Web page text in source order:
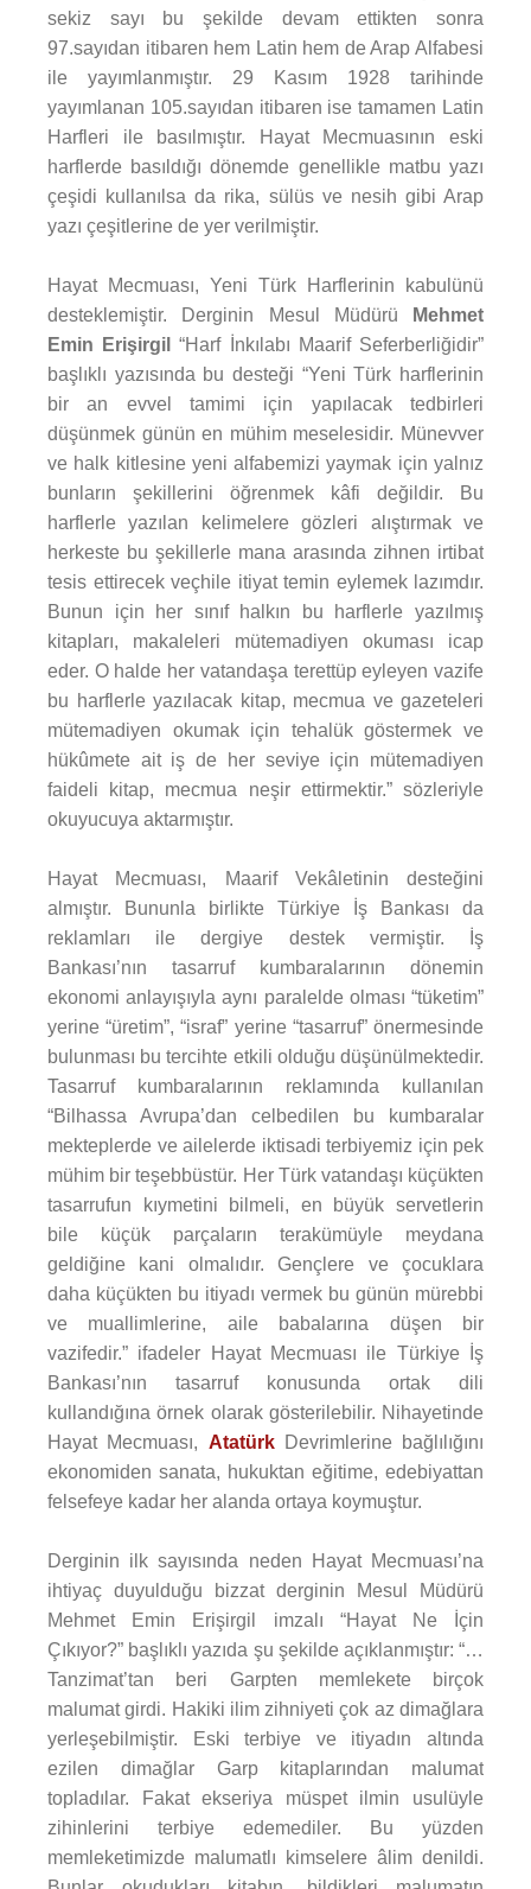
sekiz sayı bu şekilde devam ettikten sonra
97.sayıdan itibaren hem Latin hem de Arap Alfabesi
ile yayımlanmıştır. 29 Kasım 1928 tarihinde
yayımlanan 105.sayıdan itibaren ise tamamen Latin
Harfleri ile basılmıştır. Hayat Mecmuasının eski
harflerde basıldığı dönemde genellikle matbu yazı
çeşidi kullanılsa da rika, sülüs ve nesih gibi Arap
yazı çeşitlerine de yer verilmiştir.
Hayat Mecmuası, Yeni Türk Harflerinin kabulünü
desteklemiştir. Derginin Mesul Müdürü
Mehmet
Emin Erişirgil
“Harf İnkılabı Maarif Seferberliğidir”
başlıklı yazısında bu desteği “Yeni Türk harflerinin
bir an evvel tamimi için yapılacak tedbirleri
düşünmek günün en mühim meselesidir. Münevver
ve halk kitlesine yeni alfabemizi yaymak için yalnız
bunların şekillerini öğrenmek kâfi değildir. Bu
harflerle yazılan kelimelere gözleri alıştırmak ve
herkeste bu şekillerle mana arasında zihnen irtibat
tesis ettirecek veçhile itiyat temin eylemek lazımdır.
Bunun için her sınıf halkın bu harflerle yazılmış
kitapları, makaleleri mütemadiyen okuması icap
eder. O halde her vatandaşa terettüp eyleyen vazife
bu harflerle yazılacak kitap, mecmua ve gazeteleri
mütemadiyen okumak için tehalük göstermek ve
hükûmete ait iş de her seviye için mütemadiyen
faideli kitap, mecmua neşir ettirmektir.” sözleriyle
okuyucuya aktarmıştır.
Hayat Mecmuası, Maarif Vekâletinin desteğini
almıştır. Bununla birlikte Türkiye İş Bankası da
reklamları ile dergiye destek vermiştir. İş
Bankası’nın tasarruf kumbaralarının dönemin
ekonomi anlayışıyla aynı paralelde olması “tüketim”
yerine “üretim”, “israf” yerine “tasarruf” önermesinde
bulunması bu tercihte etkili olduğu düşünülmektedir.
Tasarruf kumbaralarının reklamında kullanılan
“Bilhassa Avrupa’dan celbedilen bu kumbaralar
mekteplerde ve ailelerde iktisadi terbiyemiz için pek
mühim bir teşebbüstür. Her Türk vatandaşı küçükten
tasarrufun kıymetini bilmeli, en büyük servetlerin
bile küçük parçaların terakümüyle meydana
geldiğine kani olmalıdır. Gençlere ve çocuklara
daha küçükten bu itiyadı vermek bu günün mürebbi
ve muallimlerine, aile babalarına düşen bir
vazifedir.” ifadeler Hayat Mecmuası ile Türkiye İş
Bankası’nın tasarruf konusunda ortak dili
kullandığına örnek olarak gösterilebilir. Nihayetinde
Hayat Mecmuası, AtatürkDevrimlerine bağlılığını
ekonomiden sanata, hukuktan eğitime, edebiyattan
felsefeye kadar her alanda ortaya koymuştur.
Derginin ilk sayısında neden Hayat Mecmuası’na
ihtiyaç duyulduğu bizzat derginin Mesul Müdürü
Mehmet Emin Erişirgil imzalı “Hayat Ne İçin
Çıkıyor?” başlıklı yazıda şu şekilde açıklanmıştır: “…
Tanzimat’tan beri Garpten memlekete birçok
malumat girdi. Hakiki ilim zihniyeti çok az dimağlara
yerleşebilmiştir. Eski terbiye ve itiyadın altında
ezilen dimağlar Garp kitaplarından malumat
topladılar. Fakat ekseriya müspet ilmin usulüyle
zihinlerini terbiye edemediler. Bu yüzden
memleketimizde malumatlı kimselere âlim denildi.